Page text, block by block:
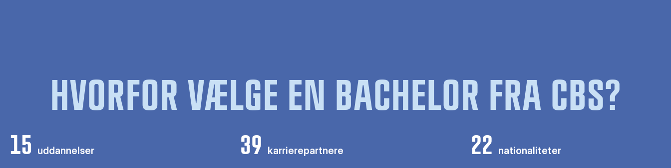
HVORFOR VÆLGE EN BACHELOR FRA CBS?
15 uddannelser 39 karrierepartnere 22 nationaliteter